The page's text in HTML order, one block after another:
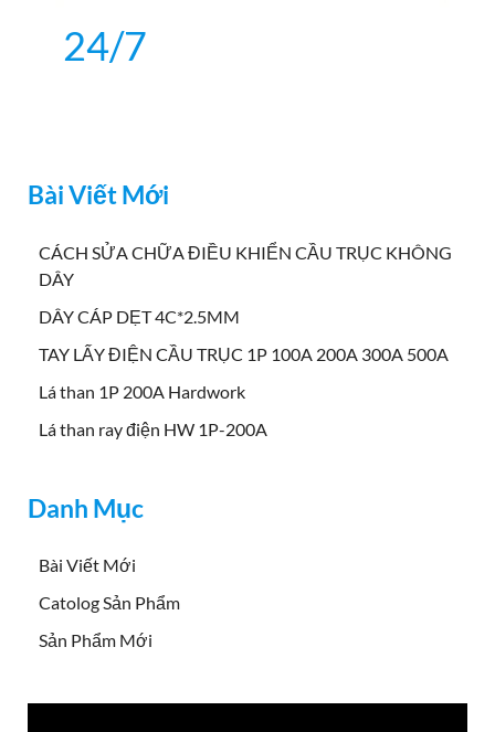
24/7
Bài Viết Mới
CÁCH SỬA CHỮA ĐIỀU KHIỂN CẦU TRỤC KHÔNG
DÂY
DÂY CÁP DẸT 4C*2.5MM
TAY LẤY ĐIỆN CẦU TRỤC 1P 100A 200A 300A 500A
Lá than 1P 200A Hardwork
Lá than ray điện HW 1P-200A
Danh Mục
Bài Viết Mới
Catolog Sản Phẩm
Sản Phẩm Mới